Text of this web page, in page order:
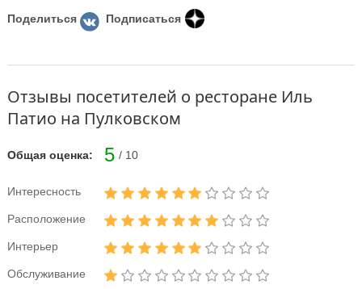
Поделиться Подписаться
Отзывы посетителей о ресторане Иль
Патио на Пулковском
Общая оценка: 5 / 10
Интересность
Расположение
Интерьер
Обслуживание